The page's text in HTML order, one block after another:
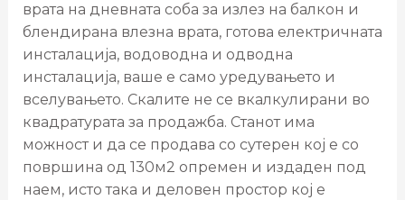
врата на дневната соба за излез на балкон и
блендирана влезна врата, готова електричната
инсталација, водоводна и одводна
инсталација, ваше е само уредувањето и
вселувањето. Скалите не се вкалкулирани во
квадратурата за продажба. Станот има
можност и да се продава со сутерен кој е со
површина од 130м2 опремен и издаден под
наем, исто така и деловен простор кој е